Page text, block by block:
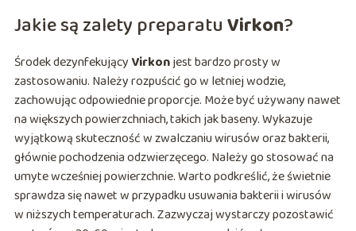
Jakie są zalety preparatuVirkon?
Środek dezynfekujący Virkonjest bardzo prosty w
zastosowaniu. Należy rozpuścić go w letniej wodzie,
zachowując odpowiednie proporcje. Może być używany nawet
na większych powierzchniach, takich jak baseny. Wykazuje
wyjątkową skuteczność w zwalczaniu wirusów oraz bakterii,
głównie pochodzenia odzwierzęcego. Należy go stosować na
umyte wcześniej powierzchnie. Warto podkreślić, że świetnie
sprawdza się nawet w przypadku usuwania bakterii i wirusów
w niższych temperaturach. Zazwyczaj wystarczy pozostawić